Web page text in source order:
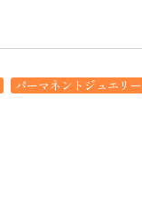
パーマネントジュエリー